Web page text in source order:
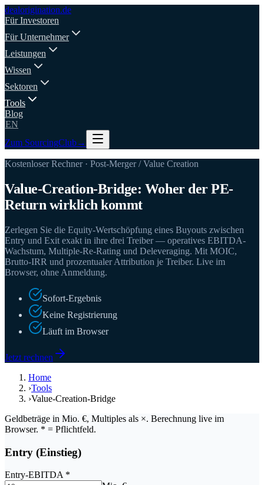
dealorigination.de
Für Investoren
Für Unternehmer
Leistungen
Wissen
Sektoren
Tools
Blog
EN
Zum SourcingClub→
Kostenloser Rechner · Post-Merger / Value Creation
Value-Creation-Bridge: Woher der PE-
Return wirklich kommt
Zerlegen Sie die Equity-Wertschöpfung eines Buyouts zwischen
Entry und Exit exakt in ihre drei Treiber — operatives EBITDA-
Wachstum, Multiple-Re-Rating und Deleveraging. Mit MOIC,
Brutto-IRR und prozentualer Attribution je Treiber. Live im
Browser, ohne Anmeldung.
Sofort-Ergebnis
Keine Registrierung
Läuft im Browser
Jetzt rechnen
Home
›Tools
›Value-Creation-Bridge
Geldbeträge in Mio. €, Multiples als ×. Berechnung live im
Browser. * = Pflichtfeld.
Entry (Einstieg)
Entry-EBITDA *